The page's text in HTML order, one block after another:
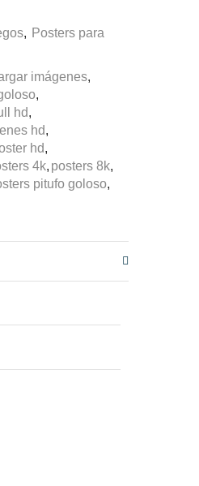
, Posters para
imágenes,
,
hd,
hd,
hd,
4k, posters 8k,
pitufo goloso,